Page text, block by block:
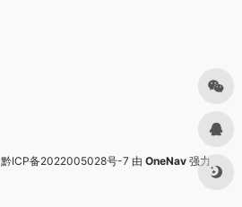
黔ICP备2022005028号-7 由 OneNav 强力